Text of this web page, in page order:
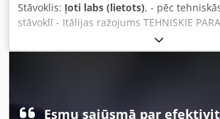
Stāvoklis: ļoti labs (lietots), - pēc
stāvoklī - Itālijas ražojums TEHNISKIE
galvenais motors: 4 kW riteņu diametrs:
augstums: 420 mm maksimālais grieztā
780 mm Cedpofwl Uaefx Agysrf
lineālu: 575 mm griešanas platums,
355 mm maksimālais griešanas lentes
Esmu sajūsmā par